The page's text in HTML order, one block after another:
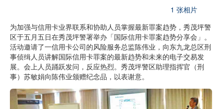
1 张相片
为加强与信用卡业界联系和协助人员掌握最新罪案趋势，秀茂坪警
区于五月五日在秀茂坪警署举办「国际信用卡罪案趋势分享会」。
活动邀请了一信用卡公司的风险服务总监陈伟业，向东九龙总区刑
事侦缉人员讲解国际信用卡罪案的最新趋势和未来的电子交易发
展。会上人员踊跃发问，反应热烈。秀茂坪警区助理指挥官（刑
事）苏敏娟向陈伟业颁赠纪念品，以表谢意。